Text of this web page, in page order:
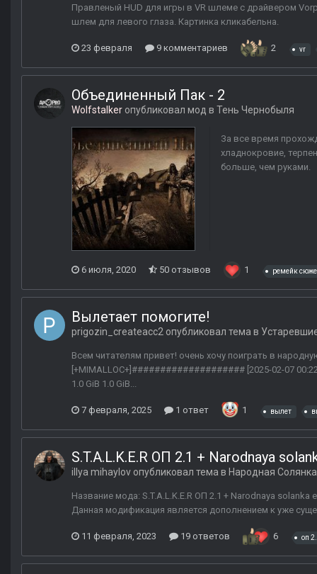
Правленый HUD для игры в VR шлеме с драйвером
шлем для левого глаза. Картинка кликабельна.
23 февраля 9 комментариев 2 vr
Объединенный Пак - 2
Wolfstalker опубликовал мод в Тень Чернобыля
За все время
хладнокровие,
больше, чем руками.
6 июля, 2020 50 отзывов 1 ремейк
Вылетает помогите!
prigozin_createacc2 опубликовал тема в
Всем читателям привет! очень хочу поиграть в
[+MIMALLOC+]#################### [2025-02-07
1.0 GiB 1.0 GiB...
7 февраля, 2025 1 ответ 1 вылет
S.T.A.L.K.E.R ОП 2.1 + Narodnaya
illya mihaylov опубликовал тема в Народная Солянка
Название мода: S.T.A.L.K.E.R ОП 2.1 + Narodnaya
Данная модификация является дополнением к уже
11 февраля, 2023 19 ответов 6 оп